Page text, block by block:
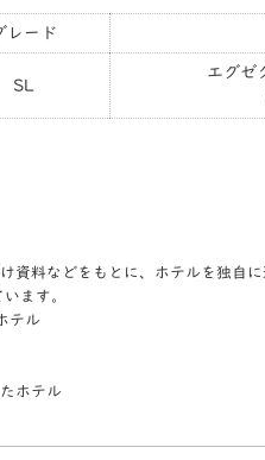
レード
SL
エグゼ
資料などをもとに、ホテルを独自
ます。
テル
ホテル